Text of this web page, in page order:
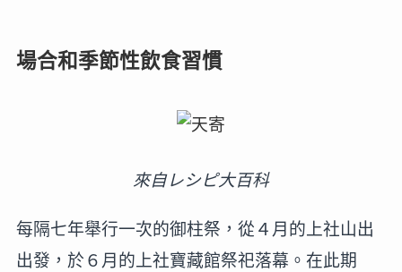
場合和季節性飲食習慣
來自レシピ大百科
每隔七年舉行一次的御柱祭，從４月的上社山出
出發，於６月的上社寶藏館祭祀落幕。在此期